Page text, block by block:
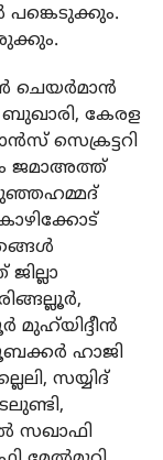
പങ്കെടുക്കും.
ചെയര്‍മാന്‍
കേരള
സെക്രട്ടറി
ജമാഅത്ത്
മുഹ്‌യിദ്ദീന്‍
ഹാജി
സയ്യിദ്
സഖാഫി